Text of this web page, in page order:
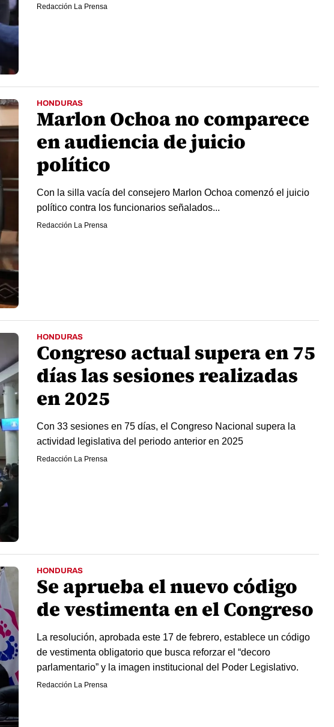
Redacción La Prensa
HONDURAS
Marlon Ochoa no comparece
en audiencia de juicio
político
Con la silla vacía del consejero Marlon Ochoa comenzó el juicio
político contra los funcionarios señalados...
Redacción La Prensa
HONDURAS
Congreso actual supera en 75
días las sesiones realizadas
en 2025
Con 33 sesiones en 75 días, el Congreso Nacional supera la
actividad legislativa del periodo anterior en 2025
Redacción La Prensa
HONDURAS
Se aprueba el nuevo código
de vestimenta en el Congreso
La resolución, aprobada este 17 de febrero, establece un código
de vestimenta obligatorio que busca reforzar el “decoro
parlamentario” y la imagen institucional del Poder Legislativo.
Redacción La Prensa